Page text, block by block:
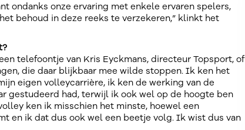
ondanks onze ervaring met enkele ervaren spelers,
behoud in deze reeks te verzekeren,” klinkt het
telefoontje van Kris Eyckmans, directeur Topsport, of
die daar blijkbaar mee wilde stoppen. Ik ken het
eigen volleycarrière, ik ken de werking van de
gestudeerd had, terwijl ik ook wel op de hoogte ben
ken ik misschien het minste, hoewel een
en ik dat dus ook wel een beetje volg. Ik wist dus van